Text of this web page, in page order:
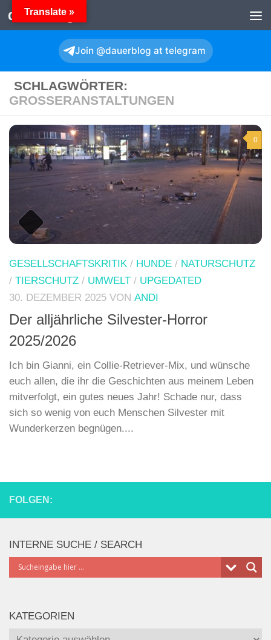
Zum Inhalt springen
dauerBlog
Join @dauerblog at telegram
SCHLAGWÖRTER:
GROSSERANSTALTUNGEN
0
GESELLSCHAFTSKRITIK / HUNDE / NATURSCHUTZ
/ TIERSCHUTZ / UMWELT / UPGEDATED
30. DEZEMBER 2025 VON ANDI
Der alljährliche Silvester-Horror
2025/2026
Ich bin Gianni, ein Collie-Retriever-Mix, und wünsche
euch allen, die ihr die Geschichten aus meinem Leben
mitverfolgt, ein gutes neues Jahr! Schade nur, dass
sich so wenig von euch Menschen Silvester mit
Wunderkerzen begnügen....
FOLGEN:
INTERNE SUCHE / SEARCH
KATEGORIEN
Kategorien
Translate »